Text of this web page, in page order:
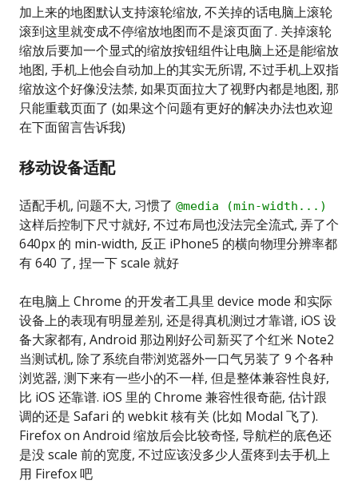
加上来的地图默认支持滚轮缩放, 不关掉的话电脑上滚轮
滚到这里就变成不停缩放地图而不是滚页面了. 关掉滚轮
缩放后要加一个显式的缩放按钮组件让电脑上还是能缩放
地图, 手机上他会自动加上的其实无所谓, 不过手机上双指
缩放这个好像没法禁, 如果页面拉大了视野内都是地图, 那
只能重载页面了 (如果这个问题有更好的解决办法也欢迎
在下面留言告诉我)
移动设备适配
适配手机, 问题不大, 习惯了 @media (min-width...)
这样后控制下尺寸就好, 不过布局也没法完全流式, 弄了个
640px 的 min-width, 反正 iPhone5 的横向物理分辨率都
有 640 了, 捏一下 scale 就好
在电脑上 Chrome 的开发者工具里 device mode 和实际
设备上的表现有明显差别, 还是得真机测过才靠谱, iOS 设
备大家都有, Android 那边刚好公司新买了个红米 Note2
当测试机, 除了系统自带浏览器外一口气另装了 9 个各种
浏览器, 测下来有一些小的不一样, 但是整体兼容性良好,
比 iOS 还靠谱. iOS 里的 Chrome 兼容性很奇葩, 估计跟
调的还是 Safari 的 webkit 核有关 (比如 Modal 飞了).
Firefox on Android 缩放后会比较奇怪, 导航栏的底色还
是没 scale 前的宽度, 不过应该没多少人蛋疼到去手机上
用 Firefox 吧